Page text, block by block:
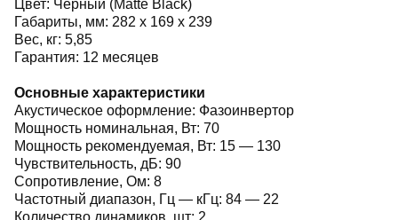
Цвет: Черный (Matte Black)
Габариты, мм: 282 х 169 х 239
Вес, кг: 5,85
Гарантия: 12 месяцев
Основные характеристики
Акустическое оформление: Фазоинвертор
Мощность номинальная, Вт: 70
Мощность рекомендуемая, Вт: 15 — 130
Чувствительность, дБ: 90
Сопротивление, Ом: 8
Частотный диапазон, Гц — кГц: 84 — 22
Количество динамиков, шт: 2